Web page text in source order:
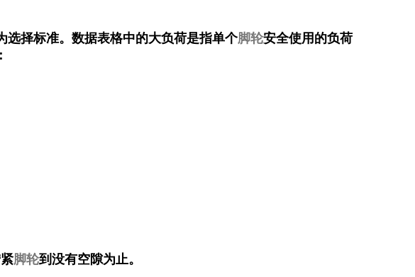
选择标准。数据表格中的大负荷是指单个脚轮安全使用的负荷
脚轮到没有空隙为止。